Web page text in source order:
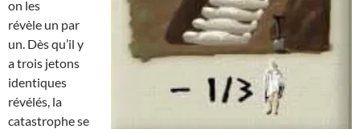
on les
révèle un par
un. Dès qu’il y
a trois jetons
identiques
révélés, la
catastrophe se